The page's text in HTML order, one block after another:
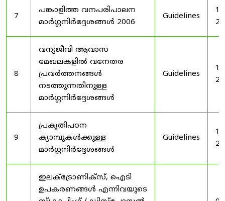
7
പങ്കാളിത്ത വനപരിപാലന
മാർഗ്ഗനിർദ്ദേശങ്ങൾ 2006
Guidelines
8
വന്യജീവി ആവാസ
മേഖലകളിൽ വനേതര
പ്രവർത്തനങ്ങൾ
നടത്തുന്നതിനുള്ള
മാർഗ്ഗനിർദ്ദേശങ്ങൾ
Guidelines
9
പ്രകൃതിപഠന
ക്യാമ്പുകൾക്കുള്ള
മാർഗ്ഗനിർദ്ദേശങ്ങൾ
Guidelines
ഇലക്‌ട്രോണിക്‌സ്, ഐടി
ഉപകരണങ്ങൾ എന്നിവയുടെ